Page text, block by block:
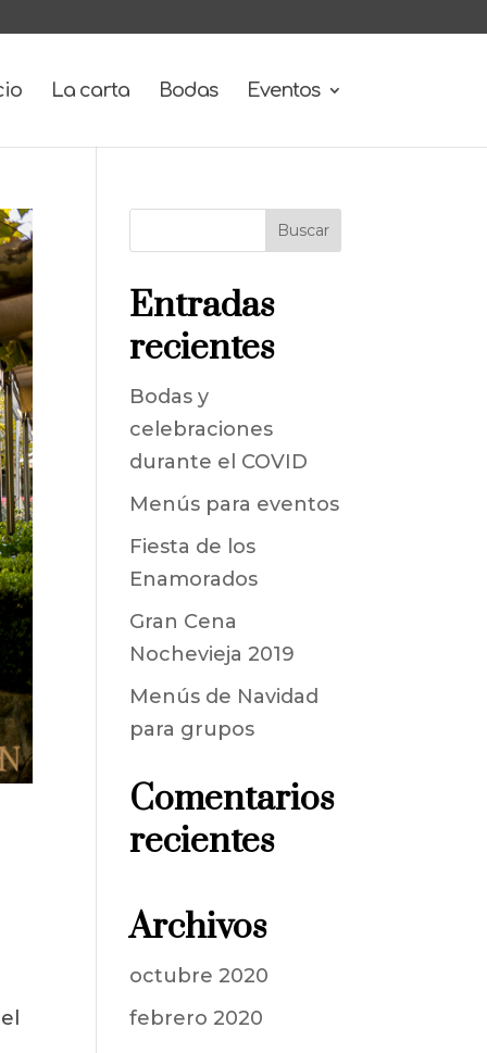
La carta Bodas Eventos
Entradas
recientes
Bodas y
celebraciones
durante el COVID
Menús para eventos
Fiesta de los
Enamorados
Gran Cena
Nochevieja 2019
Menús de Navidad
para grupos
Comentarios
recientes
Archivos
octubre 2020
febrero 2020